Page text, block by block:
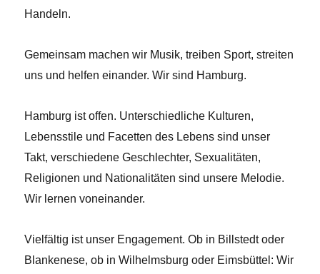
Handeln.
Gemeinsam machen wir Musik, treiben Sport, streiten
uns und helfen einander. Wir sind Hamburg.
Hamburg ist offen. Unterschiedliche Kulturen,
Lebensstile und Facetten des Lebens sind unser
Takt, verschiedene Geschlechter, Sexualitäten,
Religionen und Nationalitäten sind unsere Melodie.
Wir lernen voneinander.
Vielfältig ist unser Engagement. Ob in Billstedt oder
Blankenese, ob in Wilhelmsburg oder Eimsbüttel: Wir